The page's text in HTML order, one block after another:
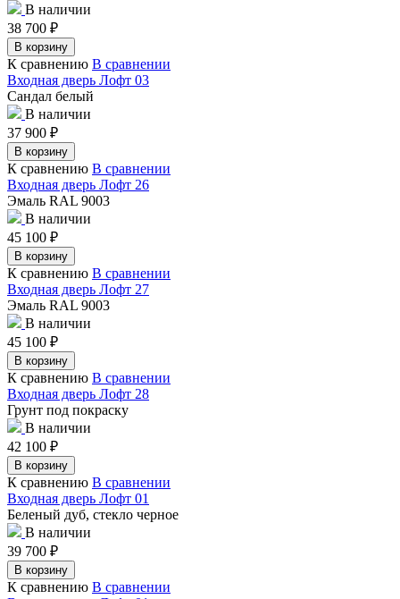
В наличии
38 700 ₽
В корзину
К сравнению В сравнении
Входная дверь Лофт 03
Сандал белый
В наличии
37 900 ₽
В корзину
К сравнению В сравнении
Входная дверь Лофт 26
Эмаль RAL 9003
В наличии
45 100 ₽
В корзину
К сравнению В сравнении
Входная дверь Лофт 27
Эмаль RAL 9003
В наличии
45 100 ₽
В корзину
К сравнению В сравнении
Входная дверь Лофт 28
Грунт под покраску
В наличии
42 100 ₽
В корзину
К сравнению В сравнении
Входная дверь Лофт 01
Беленый дуб, стекло черное
В наличии
39 700 ₽
В корзину
К сравнению В сравнении